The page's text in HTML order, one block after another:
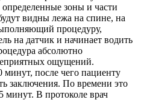
зоны и части
видны лежа на спине, на
процедуру,
на датчик и начинает водить
абсолютно
ощущений.
минут, после чего пациенту
заключения. По времени это
минут. В протоколе врач